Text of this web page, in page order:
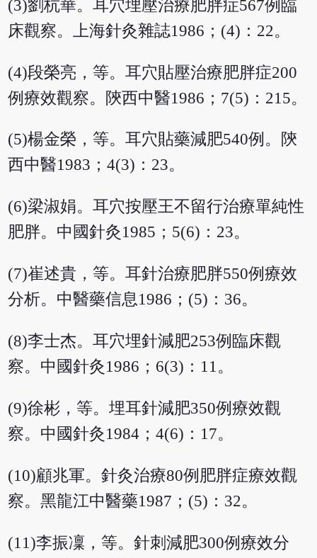
(3)劉杭華。耳穴埋壓治療肥胖症567例臨
床觀察。上海針灸雜誌1986；(4)：22。
(4)段榮亮，等。耳穴貼壓治療肥胖症200
例療效觀察。陝西中醫1986；7(5)：215。
(5)楊金榮，等。耳穴貼藥減肥540例。陝
西中醫1983；4(3)：23。
(6)梁淑娟。耳穴按壓王不留行治療單純性
肥胖。中國針灸1985；5(6)：23。
(7)崔述貴，等。耳針治療肥胖550例療效
分析。中醫藥信息1986；(5)：36。
(8)李士杰。耳穴埋針減肥253例臨床觀
察。中國針灸1986；6(3)：11。
(9)徐彬，等。埋耳針減肥350例療效觀
察。中國針灸1984；4(6)：17。
(10)顧兆軍。針灸治療80例肥胖症療效觀
察。黑龍江中醫藥1987；(5)：32。
(11)李振凜，等。針刺減肥300例療效分